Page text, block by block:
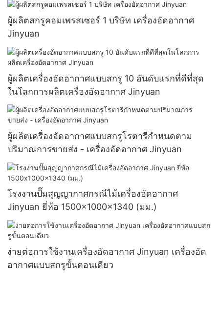
ผู้ผลิตสกรูคอมเพรสเซอร์ 1 บริษัท เครื่องอัดอากาศ
Jinyuan
ผู้ผลิตเครื่องอัดอากาศแบบสกรู 10 อันดับแรกที่ดีที่สุด
ในโลกการผลิตเครื่องอัดอากาศ Jinyuan
ผู้ผลิตเครื่องอัดอากาศแบบสกรูโรตารีกำหนดตาม
ปริมาณการขายส่ง - เครื่องอัดอากาศ Jinyuan
โรงงานปั๊มสุญญากาศกรณีไม้เครื่องอัดอากาศ
Jinyuan ยี่ห้อ 1500x1000x1340 (มม.)
ง่ายต่อการใช้งานเครื่องอัดอากาศ Jinyuan เครื่องอัด
อากาศแบบสกรูขั้นตอนเดียว